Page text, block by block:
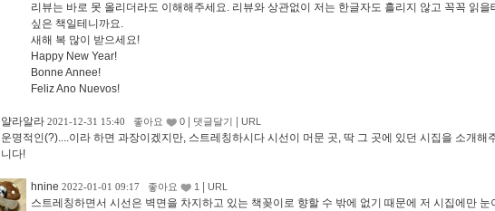
리뷰는 바로 못 올리더라도 이해해주세요. 리뷰와 상관없이 저는 한글자도 흘리지 않고 꼭꼭 읽을
싶은 책일테니까요.
새해 복 많이 받으세요!
Happy New Year!
Bonne Annee!
Feliz Ano Nuevos!
얄라알라 2021-12-31 15:40 좋아요 0 댓글달기 URL
운명적인(?)....이라 하면 과장이겠지만, 스트레칭하시다 시선이 머문 곳, 딱 그 곳에 있던 시집을 소개해
니다!
hnine 2022-01-01 09:17 좋아요 1 URL
스트레칭하면서 시선은 벽면을 차지하고 있는 책꽂이로 향할 수 밖에 없기 때문에 저 시집에만 눈